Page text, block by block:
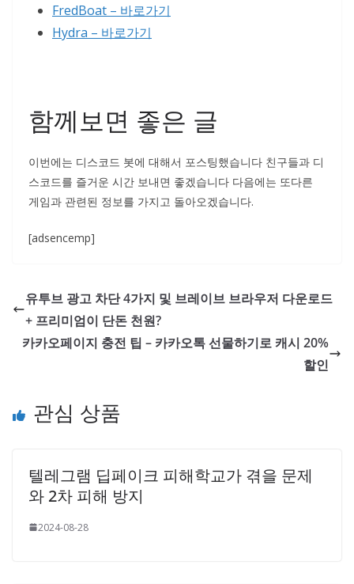
FredBoat – 바로가기
Hydra – 바로가기
함께보면 좋은 글
이번에는 디스코드 봇에 대해서 포스팅했습니다 친구들과 디
스코드를 즐거운 시간 보내면 좋겠습니다 다음에는 또다른
게임과 관련된 정보를 가지고 돌아오겠습니다.
[adsencemp]
유투브 광고 차단 4가지 및 브레이브 브라우저 다운로드
+ 프리미엄이 단돈 천원?
카카오페이지 충전 팁 – 카카오톡 선물하기로 캐시 20%
할인
관심 상품
텔레그램 딥페이크 피해학교가 겪을 문제
와 2차 피해 방지
2024-08-28